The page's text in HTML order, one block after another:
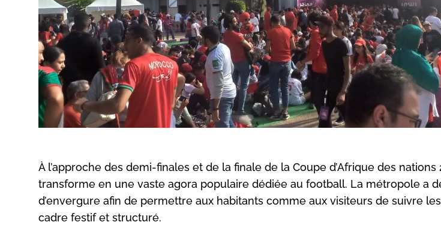
À l’approche des demi-finales et de la finale de la Coupe d’Afrique des nations
transforme en une vaste agora populaire dédiée au football. La métropole a
d’envergure afin de permettre aux habitants comme aux visiteurs de suivre
cadre festif et structuré.